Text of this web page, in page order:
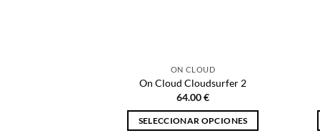
ON CLOUD
On Cloud Cloudsurfer 2
64.00€
SELECCIONAR OPCIONES